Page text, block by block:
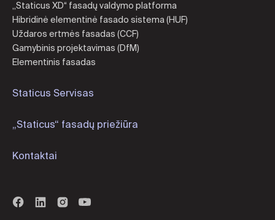
„Staticus XD“ fasadų valdymo platforma
Hibridinė elementinė fasado sistema (HUF)
Uždaros ertmės fasadas (CCF)
Gamybinis projektavimas (DfM)
Elementinis fasadas
Staticus Servisas
„Staticus“ fasadų priežiūra
Kontaktai